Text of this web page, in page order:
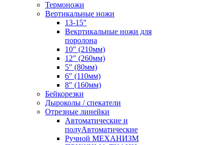
Термоножи
Вертикальные ножи
13-15"
Векртикальные ножи для
поролона
10" (210мм)
12" (260мм)
5" (80мм)
6" (110мм)
8" (160мм)
Бейкорезки
Дыроколы / спекатели
Отрезные линейки
Автоматические и
полуАвтоматические
Ручной МЕХАНИЗМ